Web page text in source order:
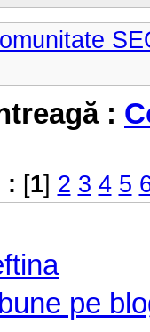
:
: [1] 2 3 4 5
pe